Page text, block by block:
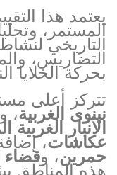
يعتمد هذا
المستمر،
التاريخي
التضاريس،
بحركة الخلايا
تتركز أعلى
نينوى الغربية، و
الأنبار
عكاشات،
حمرين، وقضاء
هذه المناطق